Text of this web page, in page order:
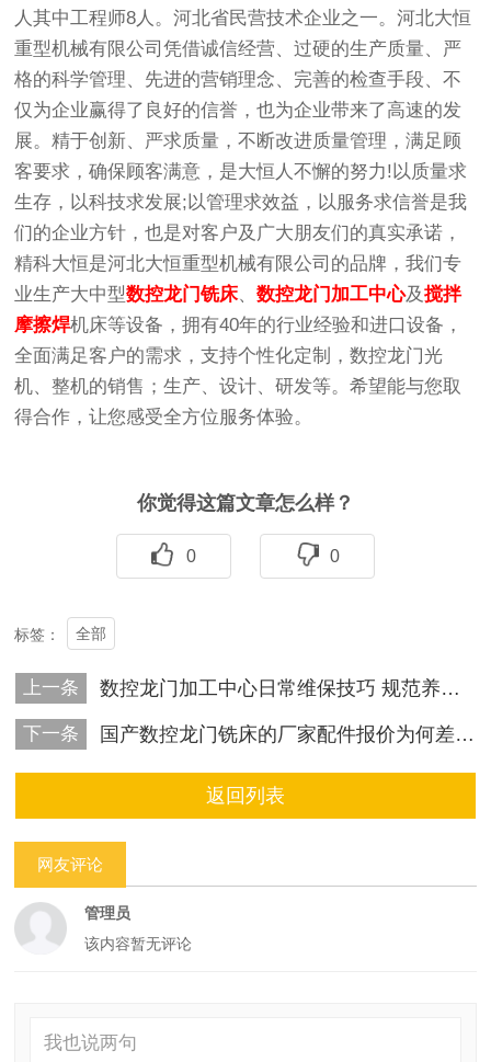
人其中工程师8人。河北省民营技术企业之一。河北大恒
重型机械有限公司凭借诚信经营、过硬的生产质量、严
格的科学管理、先进的营销理念、完善的检查手段、不
仅为企业赢得了良好的信誉，也为企业带来了高速的发
展。精于创新、严求质量，不断改进质量管理，满足顾
客要求，确保顾客满意，是大恒人不懈的努力!以质量求
生存，以科技求发展;以管理求效益，以服务求信誉是我
们的企业方针，也是对客户及广大朋友们的真实承诺，
精科大恒是河北大恒重型机械有限公司的品牌，我们专
业生产大中型数控龙门铣床、数控龙门加工中心及搅拌
摩擦焊机床等设备，拥有40年的行业经验和进口设备，
全面满足客户的需求，支持个性化定制，数控龙门光
机、整机的销售；生产、设计、研发等。希望能与您取
得合作，让您感受全方位服务体验。
你觉得这篇文章怎么样？
0 0
标签： 全部
上一条 数控龙门加工中心日常维保技巧 规范养护有效延长设备使用寿命
下一条 国产数控龙门铣床的厂家配件报价为何差距悬殊
返回列表
网友评论
管理员
该内容暂无评论